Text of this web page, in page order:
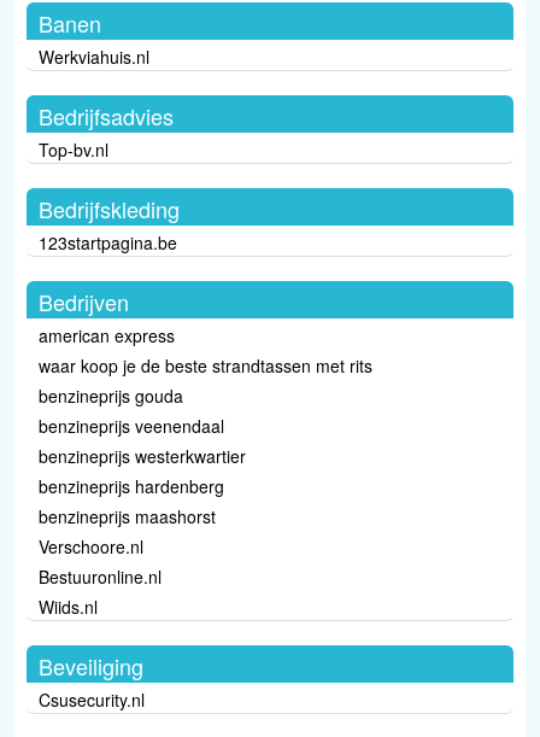
Banen
Werkviahuis.nl
Bedrijfsadvies
Top-bv.nl
Bedrijfskleding
123startpagina.be
Bedrijven
american express
waar koop je de beste strandtassen met rits
benzineprijs gouda
benzineprijs veenendaal
benzineprijs westerkwartier
benzineprijs hardenberg
benzineprijs maashorst
Verschoore.nl
Bestuuronline.nl
Wiids.nl
Beveiliging
Csusecurity.nl